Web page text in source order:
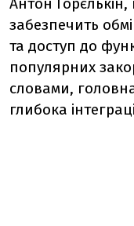
Антон
забезпечить
та доступ до
популярних
словами,
глибока